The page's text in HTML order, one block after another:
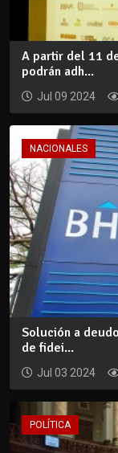
A partir del 11
podrán adh...
Jul 09 2024
NACIONALES
Solución a
de fidei...
Jul 03 2024
POLÍTICA